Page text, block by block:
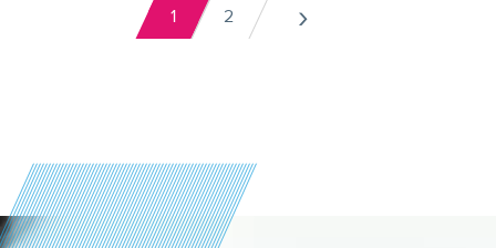
Current
1
Page
2 ›
Image